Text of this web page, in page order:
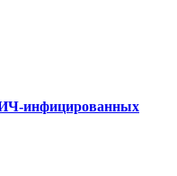
инфицированных